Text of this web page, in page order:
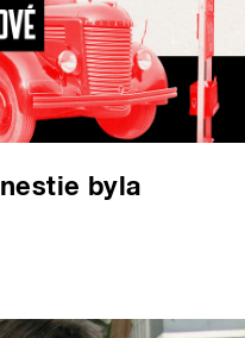
byla